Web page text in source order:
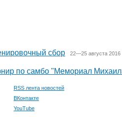
сбор 22—25 августа 2016
по самбо "Мемориал
RSS лента новостей
ВКонтакте
YouTube